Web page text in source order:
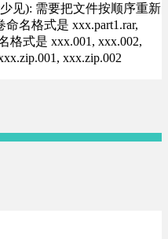
见): 需要把文件按顺序重新
名格式是 xxx.part1.rar,
格式是 xxx.001, xxx.002,
xxx.zip.002